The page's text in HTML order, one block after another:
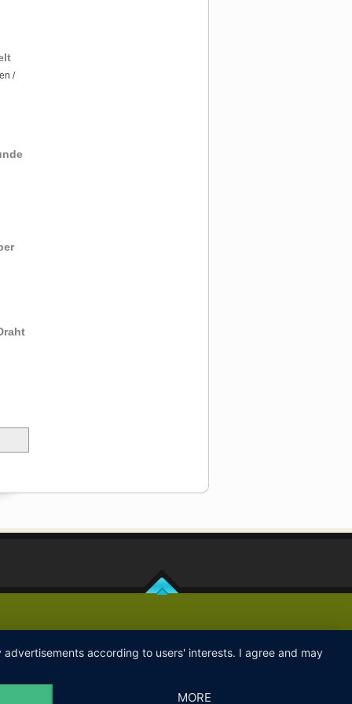
/
according to users' interests. I agree and may
MORE